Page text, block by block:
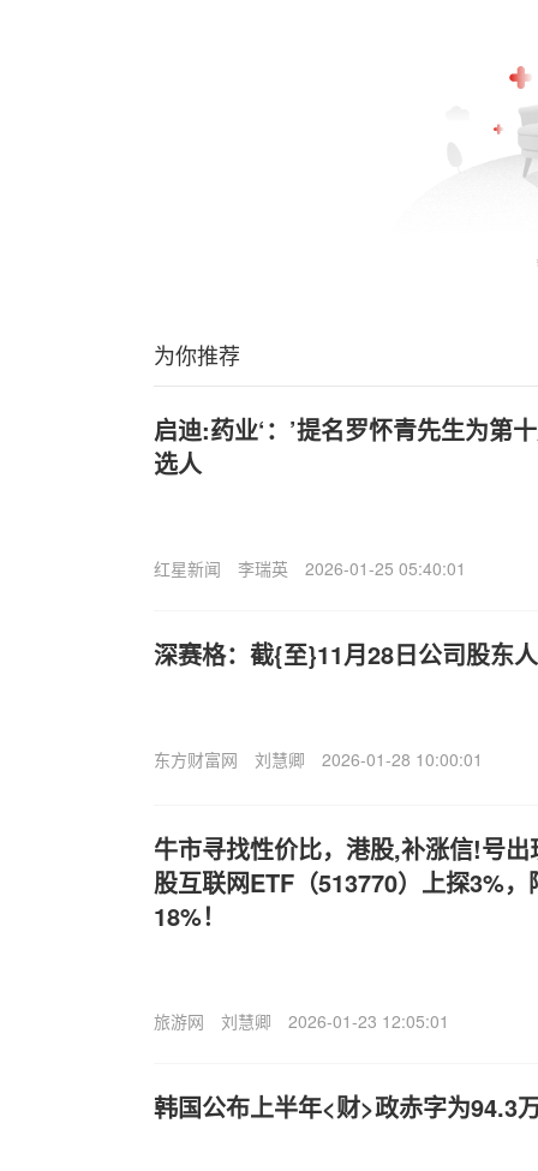
为你推荐
启迪:药业‘：’提名罗怀青先生为第
选人
红星新闻 李瑞英 2026-01-25 05:40:01
深赛格：截{至}11月28日公司股东
东方财富网 刘慧卿 2026-01-28 10:00:01
牛市寻找性价比，港股,补涨信!号
股互联网ETF（513770）上探3%
18%！
旅游网 刘慧卿 2026-01-23 12:05:01
韩国公布上半年<财>政赤字为94.3